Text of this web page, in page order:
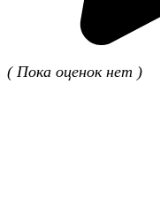
( Пока оценок нет )